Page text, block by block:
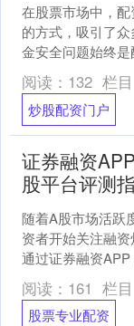
在股票市场中，
的方式，吸引了
金安全问题始终
切。如何选择可靠
全，是每位配资者
阅读： 132 栏目
炒股配资门户
证券融资
股平台评测
随着A股市场活跃
资者开始关注融资
通过证券融资
金放大收益，但同
的风险。面对市场
阅读： 161 栏目
股票专业配资